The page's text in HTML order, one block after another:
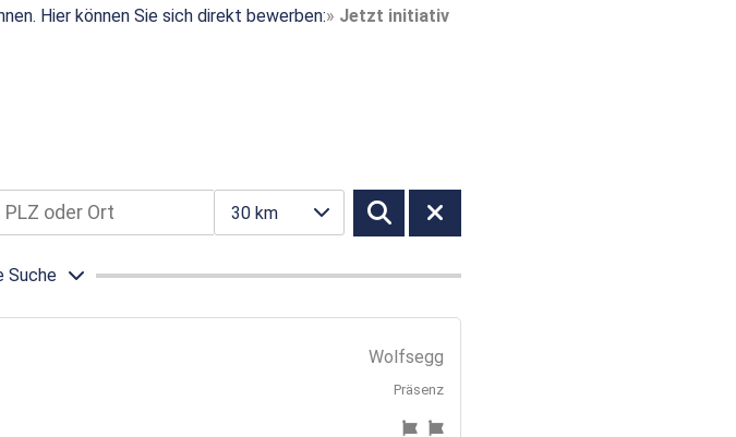
Hier können Sie sich direkt bewerben:
Jetzt initiativ
30 km
Suche
Wolfsegg
Präsenz